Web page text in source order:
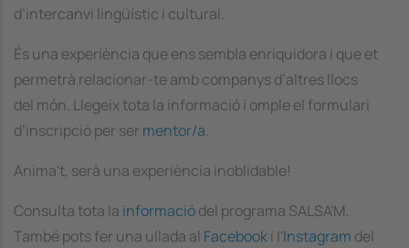
d’intercanvi lingüístic i cultural.
És una experiència que ens sembla enriquidora i que et
permetrà relacionar-te amb companys d’altres llocs
del món. Llegeix tota la informació i omple el formulari
d’inscripció per ser mentor/a.
Anima't, serà una experiència inoblidable!
Consulta tota la informaciódel programa SALSA'M.
També pots fer una ullada al Facebooki l'Instagram del